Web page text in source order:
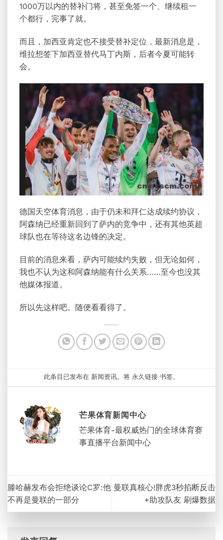
1000万以内的替补门将，甚至免签一个、继续租一
个都行，完事了就。
而且，加西亚肯定也不接受替补定位，最新消息是，
维拉想签下加西亚替代马丁内斯，后者今夏可能转
会。
德国天空体育消息，由于仍未和拜仁达成续约协议，
阿森纳已经重新回到了萨内的竞争中，还有其他英超
球队也在等待这名边锋的决定。
目前的消息来看，萨内可能续约失败，但无论如何，
我也不认为这和阿森纳能有什么关系……至今也没其
他媒体报道。
所以先这样吧。随便看看得了。
此条目已发布在 新闻资讯。将 永久链接 书签。
芒果体育新闻中心
芒果体育-最权威热门的全球体育赛
事直播平台新闻中心
滕哈赫发布会拒绝谈论C罗:他
不再是曼联的一部分
曼联真核心!胖虎3秒掐断反击
+助攻队友 刷爆数据